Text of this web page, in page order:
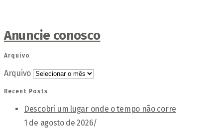
Anuncie conosco
Arquivo
Arquivo
Recent Posts
Descobri um lugar onde o tempo não corre
1 de agosto de 2026/